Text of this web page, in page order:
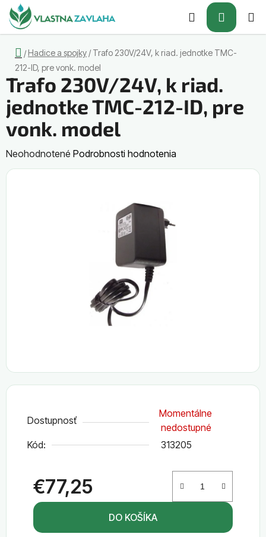
Prejsť
na
obsah
Hľadať
KOŠÍK
Domov
/ Hadice a spojky / Trafo 230V/24V, k riad. jednotke TMC-
212-ID, pre vonk. model
Dostupnosť
Momentálne
nedostupné
Kód:
313205
€77,25
Jednotková cena:
DO KOŠÍKA
Trafo 230V/24V, k riad.
jednotke TMC-212-ID, pre
vonk. model
Priemerné
hodnotenie
Neohodnotené Podrobnosti hodnotenia